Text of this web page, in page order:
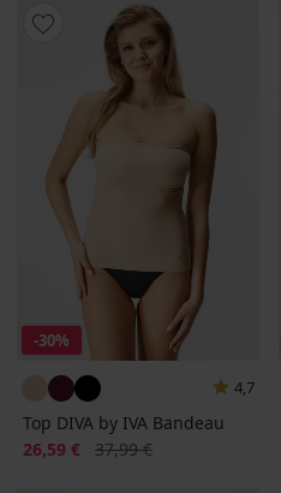
-30%
4,7
Top DIVA by IVA Bandeau
Zľava
26,59 € Pôvodná cena
37,99 €